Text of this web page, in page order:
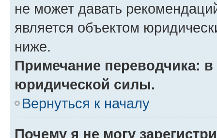
не может давать
является объектом
ниже.
Примечание переводчика:
юридической силы.
Вернуться к началу
Почему я не могу